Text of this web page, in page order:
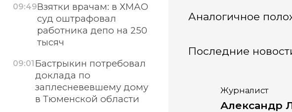
Аналогичное
Последние
Журналист
Александр
09:49Взятки врачам: в ХМАО
суд оштрафовал
работника депо на 250
тысяч
09:01 Бастрыкин потребовал
доклада по
заплесневевшему дому
в Тюменской области